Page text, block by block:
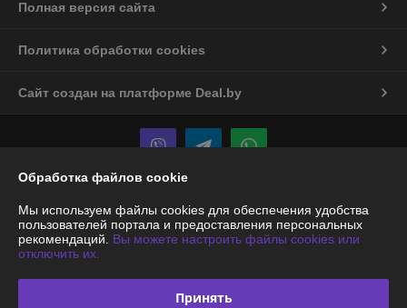
Полная версия сайта
Политика обработки cookies
Сайт создан на платформе Deal.by
Информация для покупателя
Юридическое лицо:ООО «Энергодартрейд»
220019, г. Минск, ул. Монтажников, д. 9, оф.74
Регистрационный номер ЕГР: 192945051
Обработка файлов cookie
Мы используем файлы cookies для обеспечения удобства
пользователей портала и предоставления персональных
рекомендаций. Вы можете настроить файлы cookies или
отключить их.
Принять